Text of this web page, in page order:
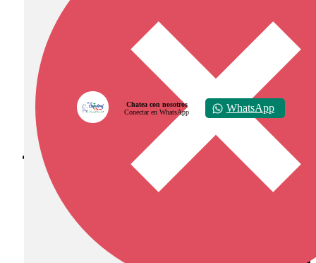
Diócesis de Zipaquirá
Chatea con nosotros
Conectar en WhatsApp
WhatsApp